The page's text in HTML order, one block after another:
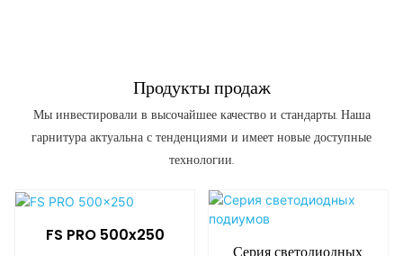
Продукты продаж
Мы инвестировали в высочайшее качество и стандарты. Наша
гарнитура актуальна с тенденциями и имеет новые доступные
технологии.
FS PRO 500x250
Серия светодиодных